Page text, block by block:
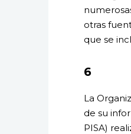
otras
que se
6
La
de su
PISA)